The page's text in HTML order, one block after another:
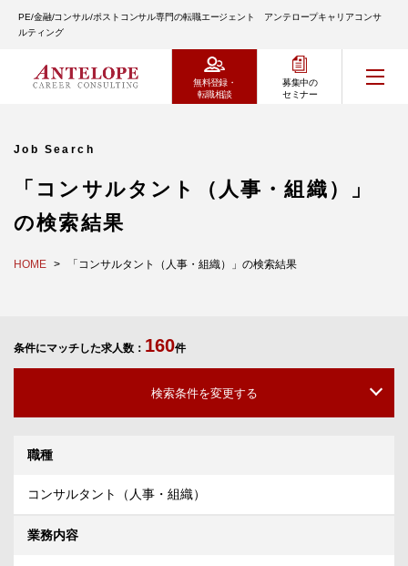
PE/金融/コンサル/ポストコンサル専門の転職エージェント アンテロープキャリアコンサ
ルティング
無料登録・
転職相談
募集中の
セミナー
Job Search
「コンサルタント（人事・組織）」
の検索結果
HOME 「コンサルタント（人事・組織）」の検索結果
条件にマッチした求人数： 160件
検索条件を変更する
職種
コンサルタント（人事・組織）
業務内容